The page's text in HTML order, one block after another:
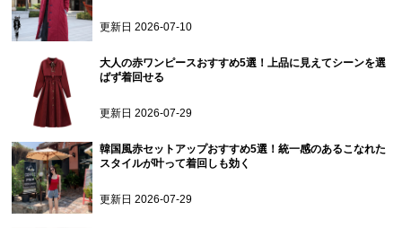
更新日2026-07-10
大人の赤ワンピースおすすめ5選！上品に見えてシーンを選
ばず着回せる
更新日2026-07-29
韓国風赤セットアップおすすめ5選！統一感のあるこなれた
スタイルが叶って着回しも効く
更新日2026-07-29